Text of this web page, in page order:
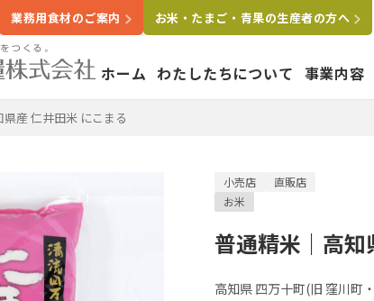
式会社 ホーム わたしたちについて
会社概要
事業内容
米穀・精米事業
業務用食材のご案内 お米・たまご・青果の生産者の方へ
産 仁井田米 にこまる
小売店
直販店
お米
普通精米｜高知
高知県 四万十町(旧 窪川町